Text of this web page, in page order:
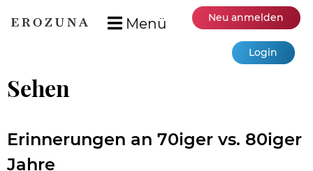
Menü Neu anmelden
Login
Sehen
Erinnerungen an 70iger vs. 80iger
Jahre